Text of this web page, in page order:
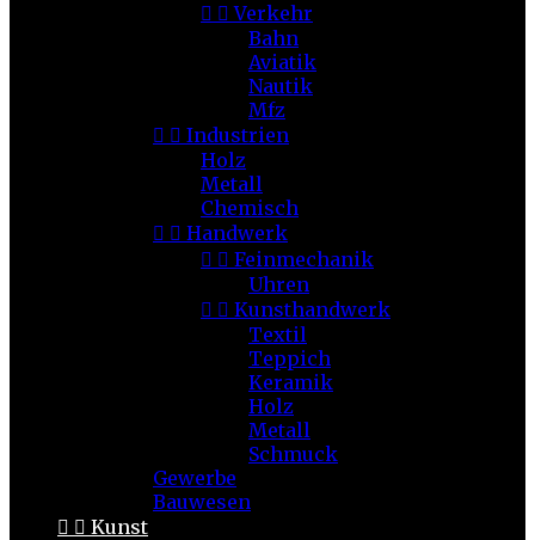
  Verkehr
Bahn
Aviatik
Nautik
Mfz
  Industrien
Holz
Metall
Chemisch
  Handwerk
  Feinmechanik
Uhren
  Kunsthandwerk
Textil
Teppich
Keramik
Holz
Metall
Schmuck
Gewerbe
Bauwesen
  Kunst